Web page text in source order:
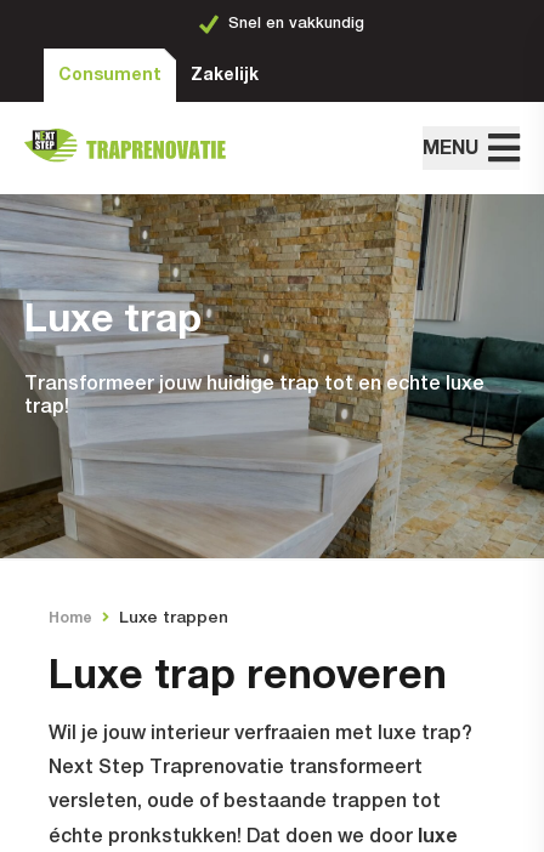
Consument Zakelijk
Snel en vakkundig
MENU
Luxe trap
Transformeer jouw huidige trap tot en echte luxe
trap!
Home Luxe trappen
Luxe trap renoveren
Wil je jouw interieur verfraaien met luxe trap?
Next Step Traprenovatie transformeert
versleten, oude of bestaande trappen tot
échte pronkstukken! Dat doen we door luxe